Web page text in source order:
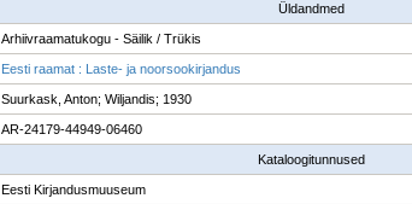
Üldandmed
Arhiivraamatukogu - Säilik / Trükis
Eesti raamat : Laste- ja noorsookirjandus
Suurkask, Anton; Wiljandis; 1930
AR-24179-44949-06460
Kataloogitunnused
Eesti Kirjandusmuuseum